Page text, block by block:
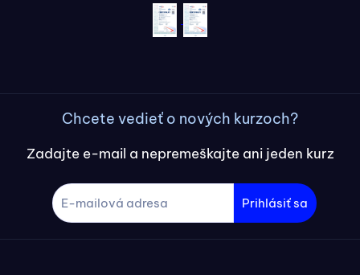
Chcete vedieť o nových kurzoch?
Zadajte e-mail a nepremeškajte ani jeden kurz
Prihlásiť sa